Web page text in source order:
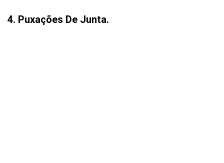
4. Puxações De Junta.